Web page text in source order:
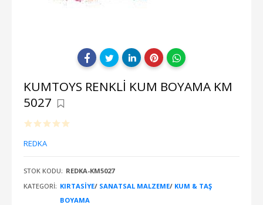
KUMTOYS RENKLİ KUM BOYAMA KM
5027
REDKA
STOK KODU: REDKA-KM5027
KATEGORI: KIRTASİYE/ SANATSAL MALZEME/ KUM & TAŞ
BOYAMA